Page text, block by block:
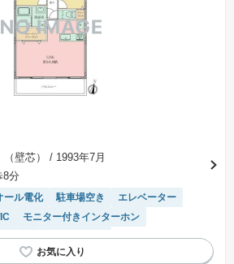
壁芯）
/ 1993年7月
8分
ール電化 駐車場空き
エレベーター
モニター付きインターホン
ッチン 温水洗浄便座